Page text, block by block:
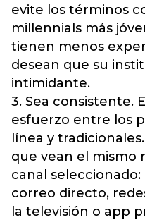
evite los términos
millennials más
tienen menos
desean que su
intimidante.
3. Sea consistente.
esfuerzo entre los
línea y
que vean el mismo
canal
correo directo,
la televisión o app